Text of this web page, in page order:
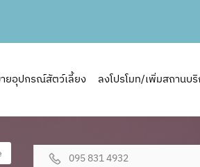
ยอุปกรณ์สัตว์เลี้ยง ลงโปรโมท/เพิ่มสถานบ
095 831 4932